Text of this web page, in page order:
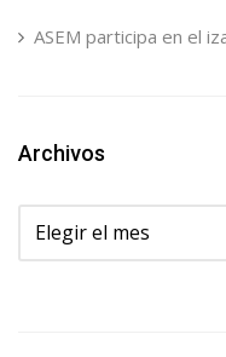
ASEM participa en el
Archivos
Archivos